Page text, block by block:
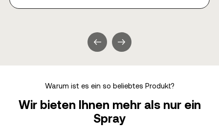
Warum ist es ein so beliebtes Produkt?
Wir bieten Ihnen mehr als nur ein
Spray